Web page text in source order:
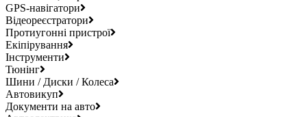
GPS-навігатори
Відеореєстратори
Протиугонні пристрої
Екіпірування
Інструменти
Тюнінг
Шини / Диски / Колеса
Автовикуп
Документи на авто